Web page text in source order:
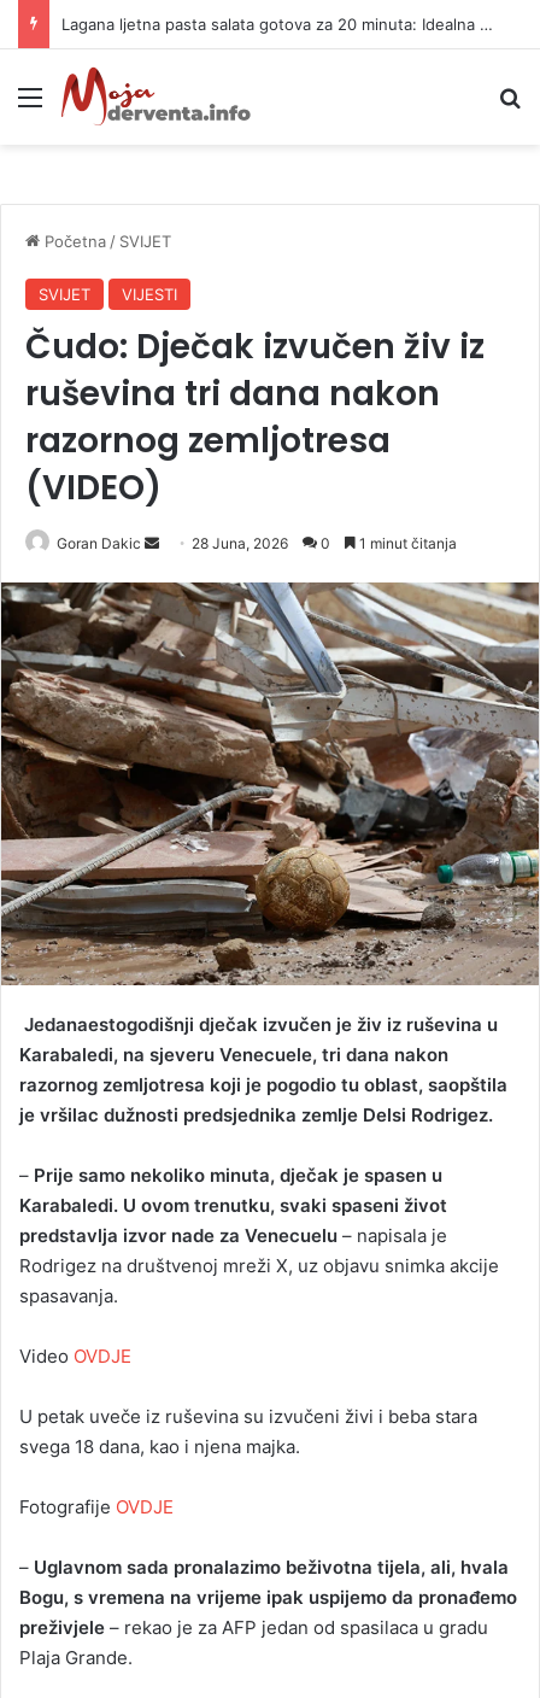
Lagana ljetna pasta salata gotova za 20 minuta: Idealna za vrele dane
Meni
Početna / SVIJET
SVIJET VIJESTI
Čudo: Dječak izvučen živ iz
ruševina tri dana nakon
razornog zemljotresa
(VIDEO)
Goran Dakic
n
d
a
n
e
m
a
i
l
28 Juna, 2026 0 1 minut čitanja
Jedanaestogodišnji dječak izvučen je živ iz ruševina u
Karabaledi, na sjeveru Venecuele, tri dana nakon
razornog zemljotresa koji je pogodio tu oblast, saopštila
je vršilac dužnosti predsjednika zemlje Delsi Rodrigez.
– Prije samo nekoliko minuta, dječak je spasen u
Karabaledi. U ovom trenutku, svaki spaseni život
predstavlja izvor nade za Venecuelu – napisala je
Rodrigez na društvenoj mreži X, uz objavu snimka akcije
spasavanja.
Video OVDJE
U petak uveče iz ruševina su izvučeni živi i beba stara
svega 18 dana, kao i njena majka.
Fotografije OVDJE
– Uglavnom sada pronalazimo beživotna tijela, ali, hvala
Bogu, s vremena na vrijeme ipak uspijemo da pronađemo
preživjele – rekao je za AFP jedan od spasilaca u gradu
Plaja Grande.